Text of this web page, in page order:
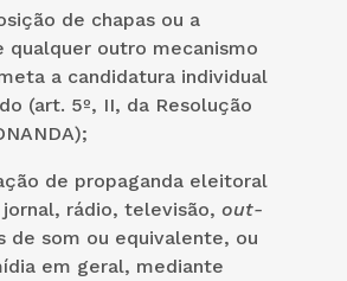
de chapas ou a
qualquer outro mecanismo
a candidatura individual
(art. 5º, II, da Resolução
de propaganda eleitoral
rádio, televisão, out-
de som ou equivalente, ou
em geral, mediante